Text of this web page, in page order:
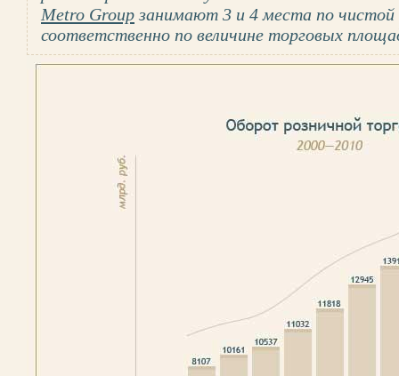
Metro Groupзанимают 3 и 4 места по чистой
соответственно по величине торговых